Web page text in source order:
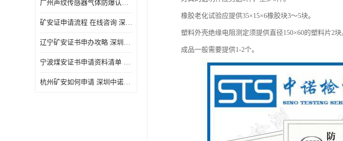
广州声纹传感器气体防爆认证 深圳中诺检测 怎么申请
矿安证申请流程 在线咨询 深圳中诺检测
辽宁矿安证书申办攻略 深圳中诺检测
宁波煤安证书申请资料清单 深圳中诺检测
杭州矿安如何申请 深圳中诺检测
橡胶老化试验应提供35×15×6橡胶块3～5块。
塑料外壳绝缘电阻测定须提供直径150×60的塑料片2
成品一般需要提供1-2个。